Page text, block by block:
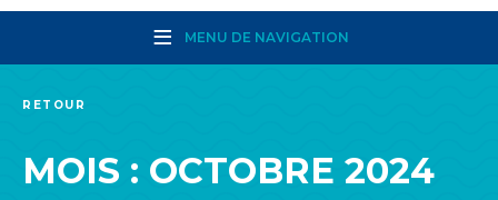
MENU DE NAVIGATION
RETOUR
MOIS : OCTOBRE 2024